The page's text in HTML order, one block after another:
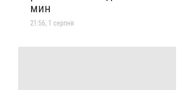
мин
21:56, 1 серпня